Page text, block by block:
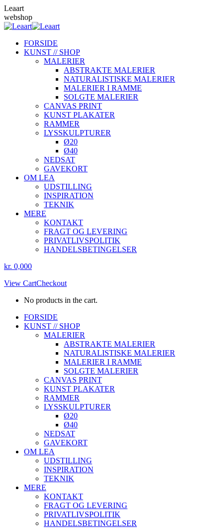
Skip
to
content
Leaart
webshop
FORSIDE
KUNST // SHOP
MALERIER
ABSTRAKTE MALERIER
NATURALISTISKE MALERIER
MALERIER I RAMME
SOLGTE MALERIER
CANVAS PRINT
KUNST PLAKATER
RAMMER
LYSSKULPTURER
Ø20
Ø40
NEDSAT
GAVEKORT
OM LEA
UDSTILLING
INSPIRATION
TEKNIK
MERE
KONTAKT
FRAGT OG LEVERING
PRIVATLIVSPOLITIK
HANDELSBETINGELSER
kr. 0,000
View CartCheckout
No products in the cart.
Instagram
page
Facebook
page
FORSIDE
KUNST // SHOP
MALERIER
ABSTRAKTE MALERIER
NATURALISTISKE MALERIER
MALERIER I RAMME
SOLGTE MALERIER
CANVAS PRINT
KUNST PLAKATER
RAMMER
LYSSKULPTURER
Ø20
Ø40
NEDSAT
GAVEKORT
OM LEA
UDSTILLING
INSPIRATION
TEKNIK
MERE
KONTAKT
FRAGT OG LEVERING
PRIVATLIVSPOLITIK
HANDELSBETINGELSER